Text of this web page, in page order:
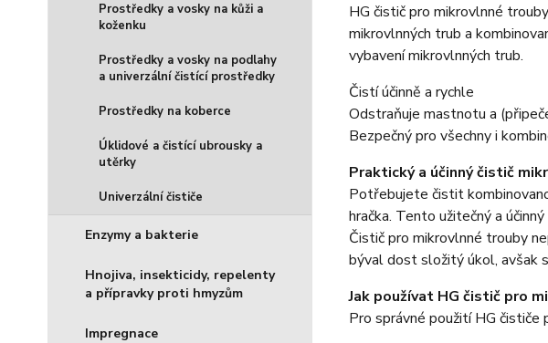
Prostředky a vosky na kůži a
koženku
Prostředky a vosky na podlahy
a univerzální čistící prostředky
Prostředky na koberce
Úklidové a čistící ubrousky a
utěrky
Univerzální čističe
Enzymy a bakterie
Hnojiva, insekticidy, repelenty
a přípravky proti hmyzům
Impregnace
HG čistič pro mikrovlnné
mikrovlnných trub a
vybavení mikrovlnných trub.
Čistí účinně a rychle
Odstraňuje mastnotu a
Bezpečný pro všechny i
Praktický a účinný čistič
Potřebujete čistit
hračka. Tento užitečný a
Čistič pro mikrovlnné trouby
býval dost složitý úkol, avšak
Jak používat HG čistič pro
Pro správné použití HG